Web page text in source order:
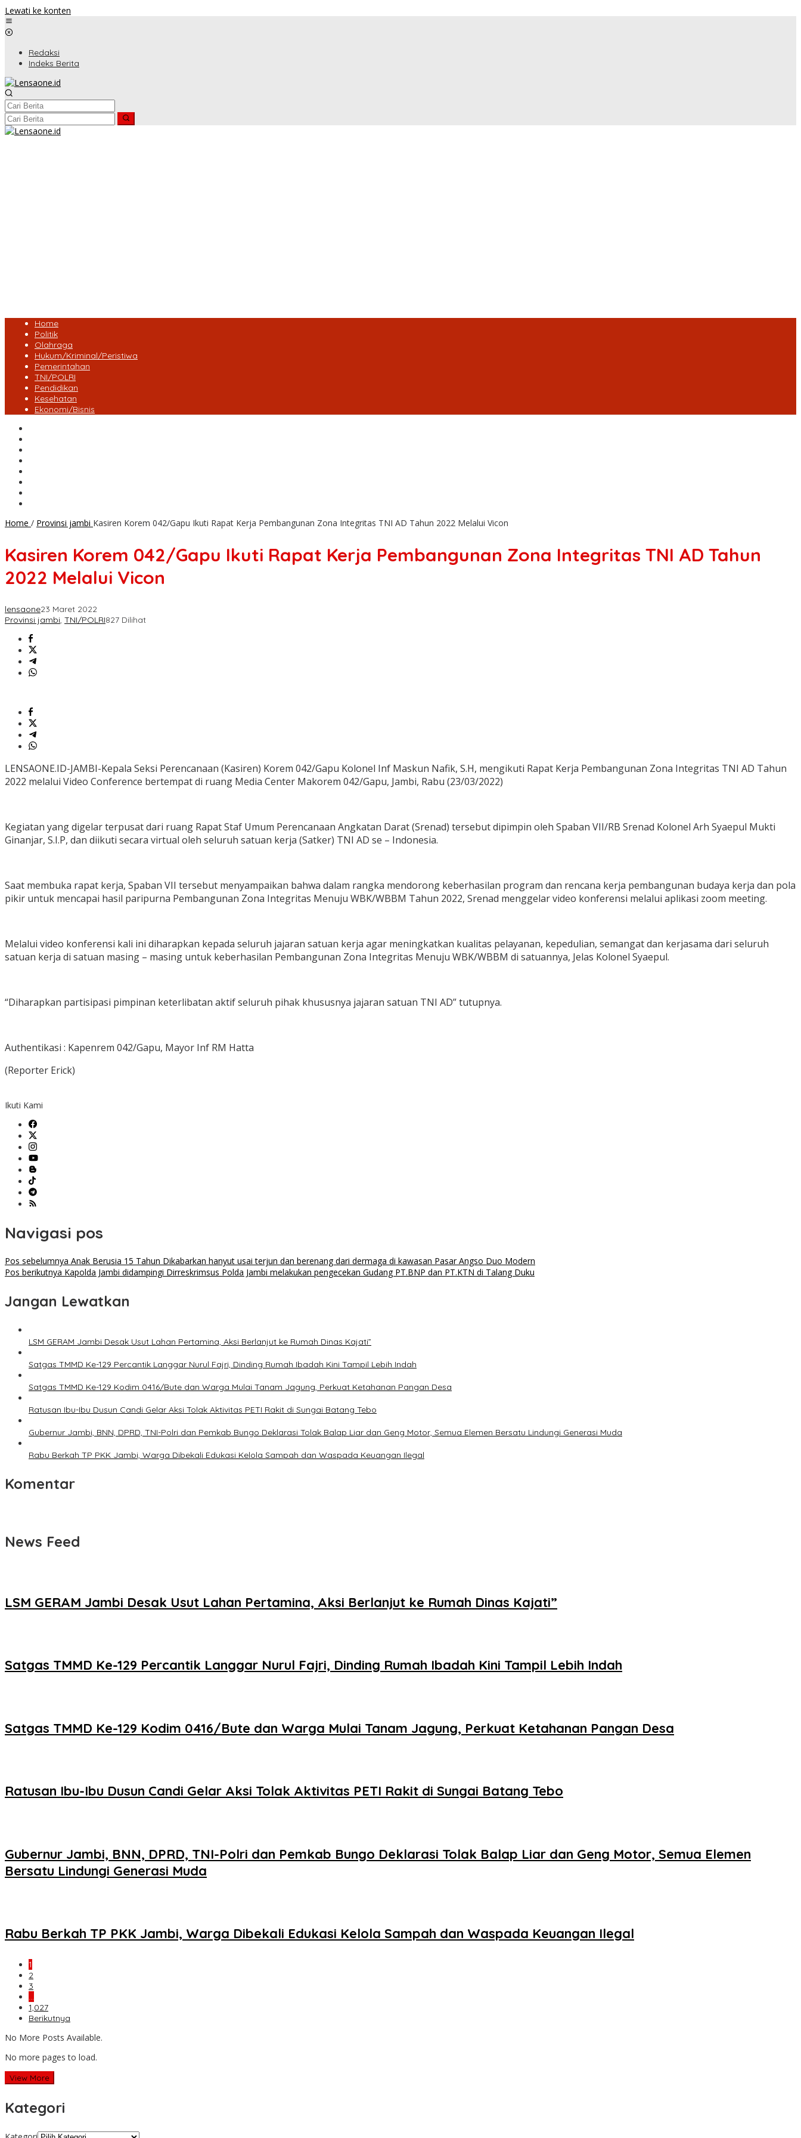
Lewati ke konten
Redaksi
Indeks Berita
Home
Politik
Olahraga
Hukum/Kriminal/Peristiwa
Pemerintahan
TNI/POLRI
Pendidikan
Kesehatan
Ekonomi/Bisnis
Home / Provinsi jambi Kasiren Korem 042/Gapu Ikuti Rapat Kerja Pembangunan Zona Integritas TNI AD Tahun 2022 Melalui Vicon
Kasiren Korem 042/Gapu Ikuti Rapat Kerja Pembangunan Zona Integritas TNI AD Tahun
2022 Melalui Vicon
lensaone23 Maret 2022
Provinsi jambi, TNI/POLRI827 Dilihat
LENSAONE.ID-JAMBI-Kepala Seksi Perencanaan (Kasiren) Korem 042/Gapu Kolonel Inf Maskun Nafik, S.H, mengikuti Rapat Kerja Pembangunan Zona Integritas TNI AD Tahun
2022 melalui Video Conference bertempat di ruang Media Center Makorem 042/Gapu, Jambi, Rabu (23/03/2022)
Kegiatan yang digelar terpusat dari ruang Rapat Staf Umum Perencanaan Angkatan Darat (Srenad) tersebut dipimpin oleh Spaban VII/RB Srenad Kolonel Arh Syaepul Mukti
Ginanjar, S.I.P, dan diikuti secara virtual oleh seluruh satuan kerja (Satker) TNI AD se – Indonesia.
Saat membuka rapat kerja, Spaban VII tersebut menyampaikan bahwa dalam rangka mendorong keberhasilan program dan rencana kerja pembangunan budaya kerja dan pola
pikir untuk mencapai hasil paripurna Pembangunan Zona Integritas Menuju WBK/WBBM Tahun 2022, Srenad menggelar video konferensi melalui aplikasi zoom meeting.
Melalui video konferensi kali ini diharapkan kepada seluruh jajaran satuan kerja agar meningkatkan kualitas pelayanan, kepedulian, semangat dan kerjasama dari seluruh
satuan kerja di satuan masing – masing untuk keberhasilan Pembangunan Zona Integritas Menuju WBK/WBBM di satuannya, Jelas Kolonel Syaepul.
“Diharapkan partisipasi pimpinan keterlibatan aktif seluruh pihak khususnya jajaran satuan TNI AD” tutupnya.
Authentikasi : Kapenrem 042/Gapu, Mayor Inf RM Hatta
(Reporter Erick)
Ikuti Kami
Navigasi pos
Pos sebelumnya Anak Berusia 15 Tahun Dikabarkan hanyut usai terjun dan berenang dari dermaga di kawasan Pasar Angso Duo Modern
Pos berikutnya Kapolda Jambi didampingi Dirreskrimsus Polda Jambi melakukan pengecekan Gudang PT.BNP dan PT.KTN di Talang Duku
Jangan Lewatkan
LSM GERAM Jambi Desak Usut Lahan Pertamina, Aksi Berlanjut ke Rumah Dinas Kajati”
Satgas TMMD Ke-129 Percantik Langgar Nurul Fajri, Dinding Rumah Ibadah Kini Tampil Lebih Indah
Satgas TMMD Ke-129 Kodim 0416/Bute dan Warga Mulai Tanam Jagung, Perkuat Ketahanan Pangan Desa
Ratusan Ibu-Ibu Dusun Candi Gelar Aksi Tolak Aktivitas PETI Rakit di Sungai Batang Tebo
Gubernur Jambi, BNN, DPRD, TNI-Polri dan Pemkab Bungo Deklarasi Tolak Balap Liar dan Geng Motor, Semua Elemen Bersatu Lindungi Generasi Muda
Rabu Berkah TP PKK Jambi, Warga Dibekali Edukasi Kelola Sampah dan Waspada Keuangan Ilegal
Komentar
News Feed
LSM GERAM Jambi Desak Usut Lahan Pertamina, Aksi Berlanjut ke Rumah Dinas Kajati”
Satgas TMMD Ke-129 Percantik Langgar Nurul Fajri, Dinding Rumah Ibadah Kini Tampil Lebih Indah
Satgas TMMD Ke-129 Kodim 0416/Bute dan Warga Mulai Tanam Jagung, Perkuat Ketahanan Pangan Desa
Ratusan Ibu-Ibu Dusun Candi Gelar Aksi Tolak Aktivitas PETI Rakit di Sungai Batang Tebo
Gubernur Jambi, BNN, DPRD, TNI-Polri dan Pemkab Bungo Deklarasi Tolak Balap Liar dan Geng Motor, Semua Elemen
Bersatu Lindungi Generasi Muda
Rabu Berkah TP PKK Jambi, Warga Dibekali Edukasi Kelola Sampah dan Waspada Keuangan Ilegal
1
2
3
…
1,027
Berikutnya
No More Posts Available.
No more pages to load.
View More
Kategori